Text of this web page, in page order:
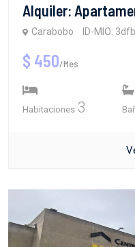
Alquiler:
Carabobo ID-MIO: 3dfb
$ 450/Mes
Habitaciones 3